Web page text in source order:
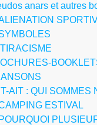
anars et autres
AIT : QUI SOMMES
ESTIVAL
POURQUOI